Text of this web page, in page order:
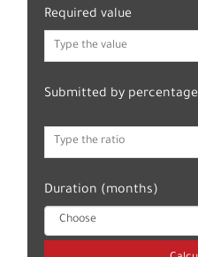
Required value
Submitted by percentage
Duration (months)